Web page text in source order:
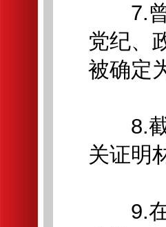
7.曾
党纪、
被确定
8.截
关证明
9.在